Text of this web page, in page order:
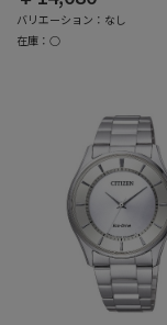
バリエーション：なし
在庫：○